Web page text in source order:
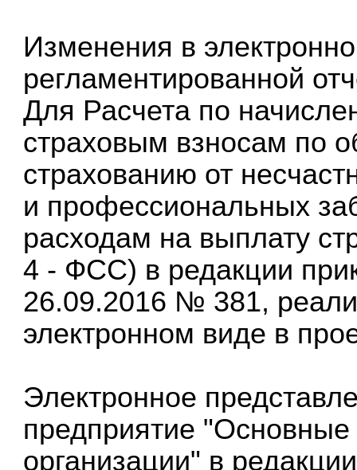
Изменения в
регламентированной
Для Расчета по
страховым взносам по
страхованию от
и профессиональных
расходам на выплату
4 - ФСС) в редакции
26.09.2016 № 381,
электронном виде в
Электронное
предприятие "Основные
организации" в